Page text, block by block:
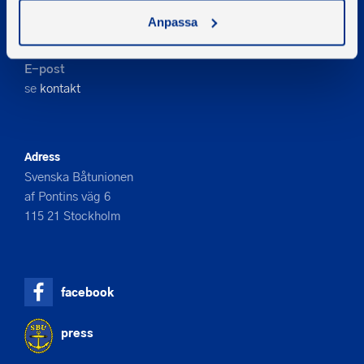
Anpassa
08-545 859 60
E-post
se kontakt
Adress
Svenska Båtunionen
af Pontins väg 6
115 21 Stockholm
facebook
press